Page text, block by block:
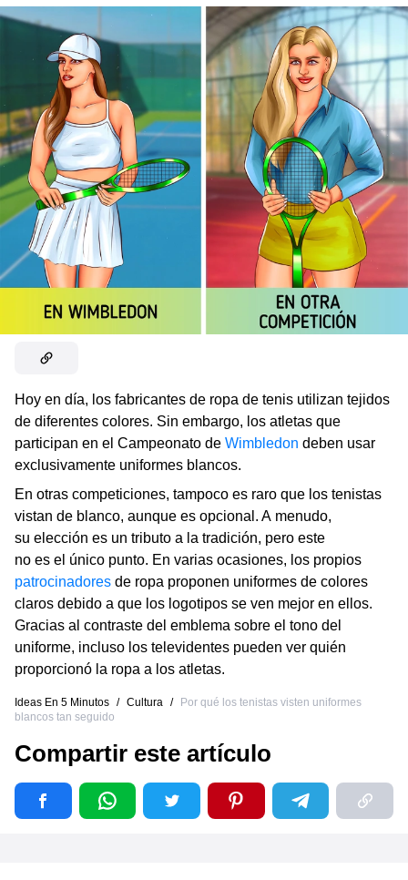
Hoy en día, los fabricantes de ropa de tenis utilizan tejidos
de diferentes colores. Sin embargo, los atletas que
participan en el Campeonato de Wimbledon deben usar
exclusivamente uniformes blancos.
En otras competiciones, tampoco es raro que los tenistas
vistan de blanco, aunque es opcional. A menudo,
su elección es un tributo a la tradición, pero este
no es el único punto. En varias ocasiones, los propios
patrocinadores de ropa proponen uniformes de colores
claros debido a que los logotipos se ven mejor en ellos.
Gracias al contraste del emblema sobre el tono del
uniforme, incluso los televidentes pueden ver quién
proporcionó la ropa a los atletas.
Ideas En 5 Minutos / Cultura /
Por qué los tenistas visten uniformes
blancos tan seguido
Compartir este artículo